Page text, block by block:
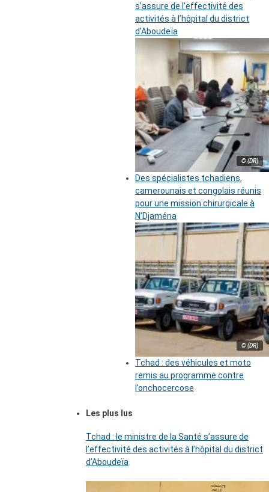
s’assure de l’effectivité des
activités à l’hôpital du district
d’Aboudeïa
© (DR)
Des spécialistes tchadiens,
camerounais et congolais réunis
pour une mission chirurgicale à
N’Djaména
© (DR)
Tchad : des véhicules et moto
remis au programme contre
l’onchocercose
Les plus lus
Tchad : le ministre de la Santé s’assure de
l’effectivité des activités à l’hôpital du district
d’Aboudeïa